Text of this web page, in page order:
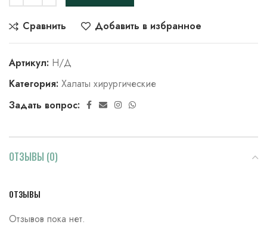
Сравнить Добавить в избранное
Артикул: Н/Д
Категория: Халаты хирургические
Задать вопрос:
ОТЗЫВЫ (0)
ОТЗЫВЫ
Отзывов пока нет.